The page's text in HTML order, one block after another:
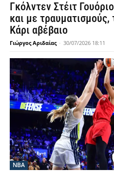
Γκόλντεν Στέιτ
και με
Κάρι αβέβαιο
Γιώργος Αριδαίας - 30/07/2026 18:11
NBA